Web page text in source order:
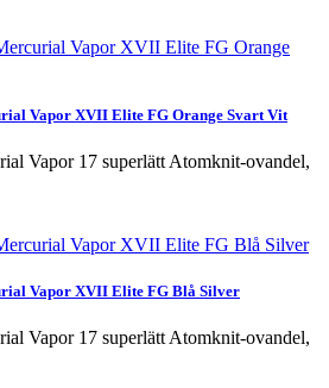
Vapor XVII Elite FG Orange Svart Vit
Vapor 17 superlätt Atomknit-ovandel,
Vapor XVII Elite FG Blå Silver
Vapor 17 superlätt Atomknit-ovandel,